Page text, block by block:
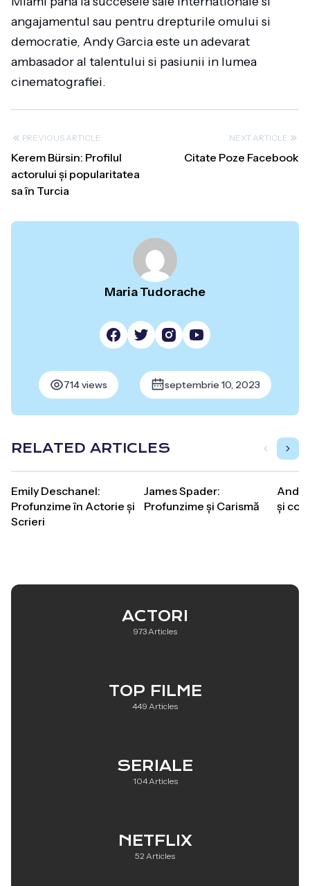
angajamentul sau pentru drepturile omului si
democratie, Andy Garcia este un adevarat
ambasador al talentului si pasiunii in lumea
cinematografiei.
PREVIOUS ARTICLE
Kerem Bürsin: Profilul
actorului și popularitatea
sa în Turcia
NEXT ARTICLE
Citate Poze Facebook
Maria Tudorache
714 views septembrie 10, 2023
RELATED ARTICLES
Emily Deschanel:
Profunzime în Actorie și
Scrieri
James Spader:
Profunzime și Carismă
și
ACTORI
973 Articles
TOP FILME
449 Articles
SERIALE
104 Articles
NETFLIX
52 Articles